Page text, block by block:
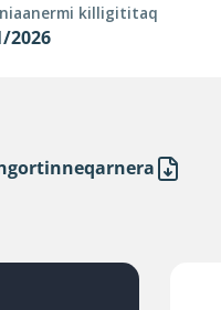
killigititaq
2026